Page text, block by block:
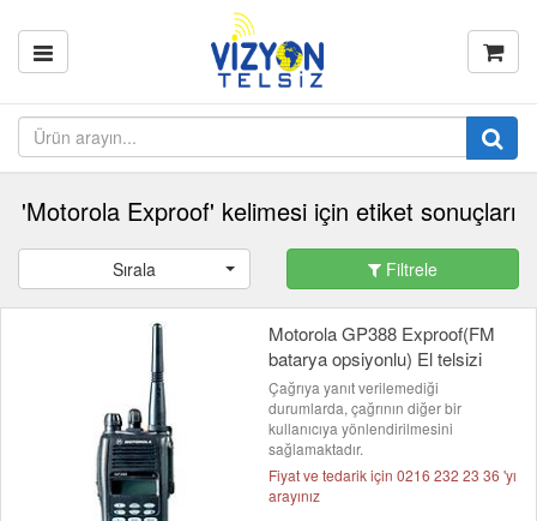
'Motorola Exproof' kelimesi için etiket sonuçları
Sırala Filtrele
Motorola GP388 Exproof(FM
batarya opsiyonlu) El telsizi
Çağrıya yanıt verilemediği
durumlarda, çağrının diğer bir
kullanıcıya yönlendirilmesini
sağlamaktadır.
Fiyat ve tedarik için 0216 232 23 36 'yı
arayınız